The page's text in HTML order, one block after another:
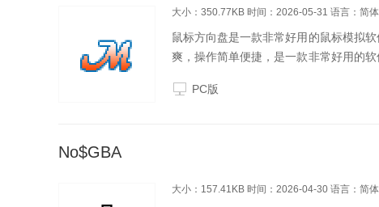
大小：350.77KB 时间：2026-05-31 语言：简
鼠标方向盘是一款非常好用的鼠标模拟
爽，操作简单便捷，是一款非常好用的
戏，赛车游戏等，是一款很不错的软件
向盘软件简介用鼠标...
PC版
No$GBA
大小：157.41KB 时间：2026-04-30 语言：简